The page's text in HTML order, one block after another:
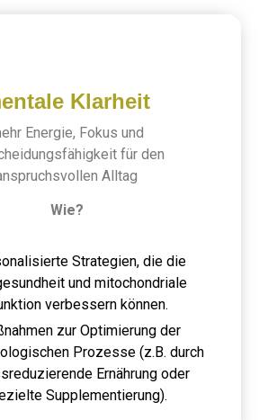
Klarheit
Energie, Fokus und
für den
Alltag
Wie?
Strategien, die die
und mitochondriale
verbessern können.
zur Optimierung der
Prozesse (z.B. durch
Ernährung oder
Supplementierung).